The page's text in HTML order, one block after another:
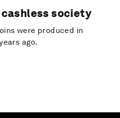
society
were produced in
ago.